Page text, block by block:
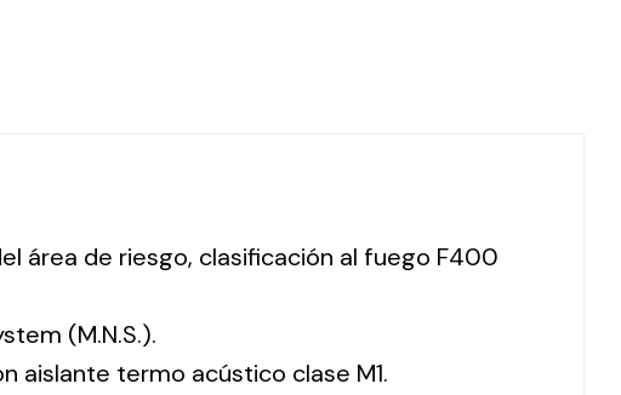
área de riesgo, clasificación al fuego F400
(M.N.S.).
aislante termo acústico clase M1.